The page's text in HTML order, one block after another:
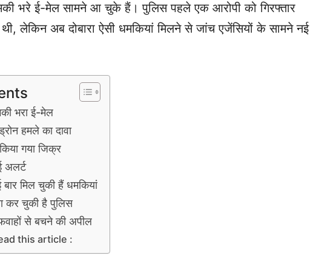
भरे ई-मेल सामने आ चुके हैं। पुलिस पहले एक आरोपी को गिरफ्तार
लेकिन अब दोबारा ऐसी धमकियां मिलने से जांच एजेंसियों के सामने नई
भरा ई-मेल
हमले का दावा
गया जिक्र
अलर्ट
मिल चुकी हैं धमकियां
कर चुकी है पुलिस
से बचने की अपील
this article :